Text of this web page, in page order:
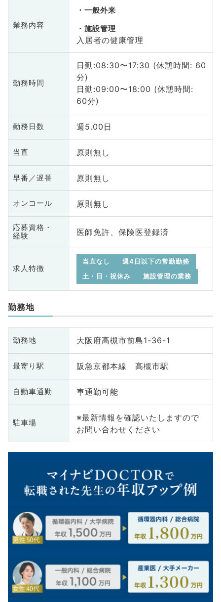
業務内容
一般外来
施設管理
入居者の健康管理
勤務時間
日勤:08:30〜17:30 (休憩時間: 60
分)
日勤:09:00〜18:00 (休憩時間:
60分)
勤務日数 週5.00日
当直 原則無し
早番／遅番 原則無し
オンコール 原則無し
応募資格・
経験
医師免許、保険医登録済
求人特徴
当直なし
週4日以下の常勤勤務
土・日・祝休み
施設管理の業務
勤務地
勤務地 大阪府高槻市前島1-36-1
最寄り駅 阪急京都本線 高槻市駅
自動車通勤 車通勤可能
駐車場
※最新情報を確認いたしますので
お問い合わせください